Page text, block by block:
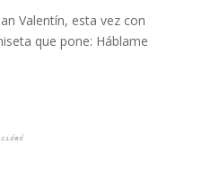
Valentín, esta vez con
que pone: Háblame